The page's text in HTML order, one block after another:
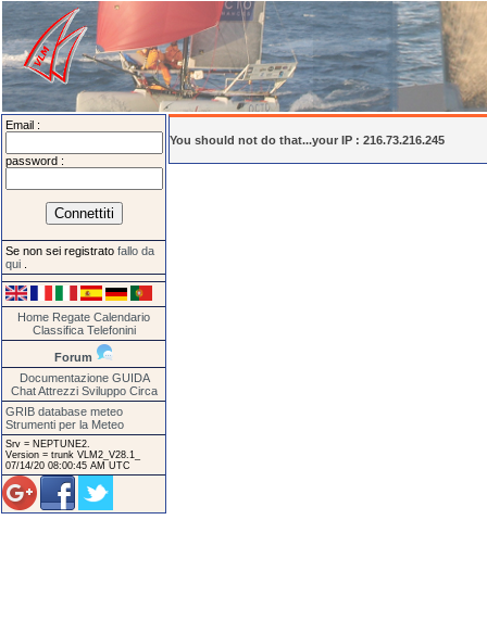
Email :
password :
Se non sei registrato fallo da
qui
Home Regate Calendario
Classifica Telefonini
Forum
Documentazione GUIDA
Chat Attrezzi Sviluppo Circa
GRIB database meteo
Strumenti per la Meteo
Srv = NEPTUNE2.
Version = trunk VLM2_V28.1_
07/14/20 08:00:45 AM UTC
You should not do that...your IP : 216.73.216.245